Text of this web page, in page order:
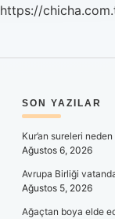
https://
SON YAZILAR
Kur’an sureleri
Ağustos 6, 2026
Avrupa Birliği
Ağustos 5, 2026
Ağaçtan boya elde